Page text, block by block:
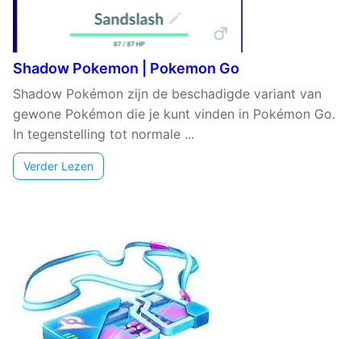
Shadow Pokemon | Pokemon Go
Shadow Pokémon zijn de beschadigde variant van
gewone Pokémon die je kunt vinden in Pokémon Go.
In tegenstelling tot normale ...
Verder Lezen